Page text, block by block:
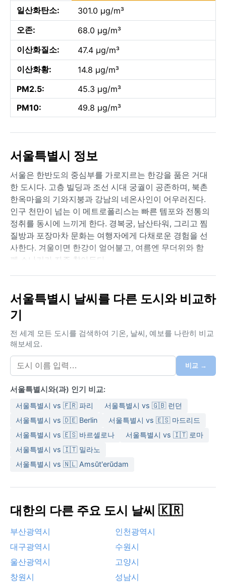
일산화탄소:
301.0 µg/m³
오존:
68.0 µg/m³
이산화질소:
47.4 µg/m³
이산화황:
14.8 µg/m³
PM2.5:
45.3 µg/m³
PM10:
49.8 µg/m³
서울특별시 정보
서울은 한반도의 중심부를 가로지르는 한강을 품은 거대
한 도시다. 고층 빌딩과 조선 시대 궁궐이 공존하며, 북촌
한옥마을의 기와지붕과 강남의 네온사인이 어우러진다.
인구 천만이 넘는 이 메트로폴리스는 빠른 템포와 전통의
정취를 동시에 느끼게 한다. 경복궁, 남산타워, 그리고 찜
질방과 포장마차 문화는 여행자에게 다채로운 경험을 선
사한다. 겨울이면 한강이 얼어붙고, 여름엔 무더위와 함
께 소나기가 자주 찾아든다.
서울은 쾨펜 기후 구분상 Dwa, 즉 건조한 겨울과 더운 여
균 최고 기온이 30°C 안팎까지 오르며, 장마철인 6월 하
순부터 7월 중순까지 높은 습도와 집중 호우가 특징이다.
하며, 평균 기온이 영하 2~3°C까지 떨어진다. 간혹 -15°C
이하로 내려가는 한파가 닥치기도 한다. 봄과 가을은 짧
고 온화하지만, 황사와 미세먼지가 봄철을 괴롭힌다. 여
행 짐에는 여름용 통기성 옷과 우산, 겨울용 두꺼운 코트
와 장갑을 꼭 챙겨야 한다.
날씨 면에서 가장 방문하기 좋은 시기는 9월 중순부터 10
월 말까지다. 늦더위가 물러나고 선선한 가을바람이 불
도 벚꽃과 유채꽃이 만발해 아름답지만, 황사와 급격한
일교차에 대비해야 한다. 서울의 두드러진 기상 현상으로
는 장마와 함께 폭우, 겨울철 건조한 대륙성 고기압으로
을 수 있다. 태풍의 직접 영향은 드물지만, 간접적으로 많
만, 한 번 쌓이면 도시 전체가 잠시 멈추는 풍경을 연출한
서울특별시 날씨를 다른 도시와 비교하
기
전 세계 모든 도시를 검색하여 기온, 날씨, 예보를 나란히 비교
해보세요.
비교 →
서울특별시와(과) 인기 비교:
서울특별시 vs 🇫🇷 파리
서울특별시 vs 🇬🇧 런던
서울특별시 vs 🇩🇪 Berlin
서울특별시 vs 🇪🇸 마드리드
서울특별시 vs 🇪🇸 바르셀로나
서울특별시 vs 🇮🇹 로마
서울특별시 vs 🇮🇹 밀라노
서울특별시 vs 🇳🇱 Amsŭt'erŭdam
대한의 다른 주요 도시 날씨 🇰🇷
부산광역시
인천광역시
대구광역시
수원시
울산광역시
고양시
창원시
성남시